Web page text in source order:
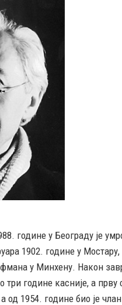
године у Београду је
1902. године у
у Минхену. Након
три године касније, а
од 1954. године био је
МИЋА ТАТИЋ